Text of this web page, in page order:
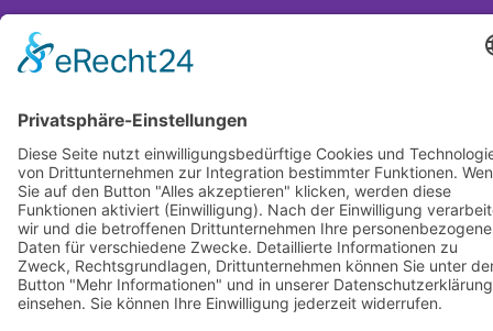
Centrum für Partnerschaft, Entwicklung und Mission der
Evangelisch-Lutherischen Kirche in Bayern.